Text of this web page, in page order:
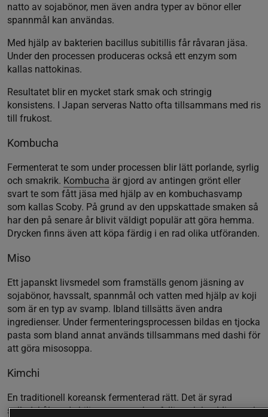
natto av sojabönor, men även andra typer av bönor eller
spannmål kan användas.
Med hjälp av bakterien bacillus subitillis får råvaran jäsa.
Under den processen produceras också ett enzym som
kallas nattokinas.
Resultatet blir en mycket stark smak och stringig
konsistens. I Japan serveras Natto ofta tillsammans med ris
till frukost.
Kombucha
Fermenterat te som under processen blir lätt porlande, syrlig
och smakrik. Kombucha är gjord av antingen grönt eller
svart te som fått jäsa med hjälp av en kombuchasvamp
som kallas Scoby. På grund av den uppskattade smaken så
har den på senare år blivit väldigt populär att göra hemma.
Drycken finns även att köpa färdig i en rad olika utföranden.
Miso
Ett japanskt livsmedel som framställs genom jäsning av
sojabönor, havssalt, spannmål och vatten med hjälp av koji
som är en typ av svamp. Ibland tillsätts även andra
ingredienser. Under fermenteringsprocessen bildas en tjocka
pasta som bland annat används tillsammans med dashi för
att göra misosoppa.
Kimchi
En traditionell koreansk fermenterad rätt. Det är syrad
salladskål med chili som ger en het, fyllig och kryddig smak.